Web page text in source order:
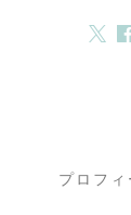
プロフィ